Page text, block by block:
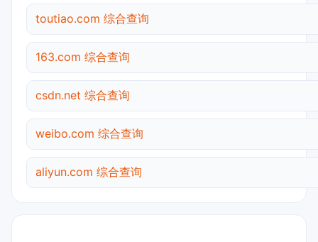
toutiao.com 综合查询
163.com 综合查询
csdn.net 综合查询
weibo.com 综合查询
aliyun.com 综合查询